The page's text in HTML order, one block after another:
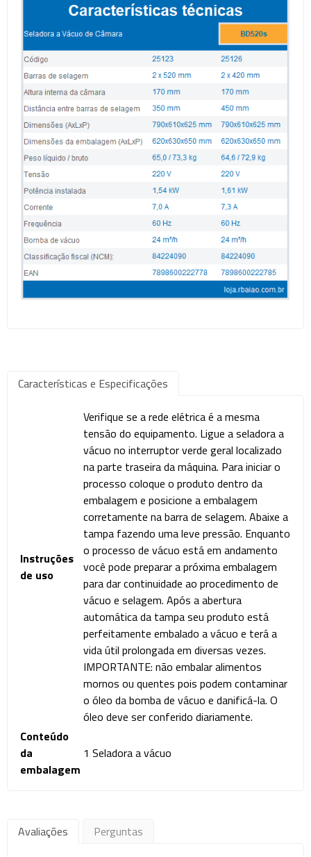
Características e Especificações
Instruções
de uso
Verifique se a rede elétrica é a mesma
tensão do equipamento. Ligue a seladora a
vácuo no interruptor verde geral localizado
na parte traseira da máquina. Para iniciar o
processo coloque o produto dentro da
embalagem e posicione a embalagem
corretamente na barra de selagem. Abaixe a
tampa fazendo uma leve pressão. Enquanto
o processo de vácuo está em andamento
você pode preparar a próxima embalagem
para dar continuidade ao procedimento de
vácuo e selagem. Após a abertura
automática da tampa seu produto está
perfeitamente embalado a vácuo e terá a
vida útil prolongada em diversas vezes.
IMPORTANTE: não embalar alimentos
mornos ou quentes pois podem contaminar
o óleo da bomba de vácuo e danificá-la. O
óleo deve ser conferido diariamente.
Conteúdo
da
embalagem
1 Seladora a vácuo
Avaliações Perguntas